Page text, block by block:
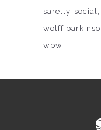
sarelly social
wolff
wpw